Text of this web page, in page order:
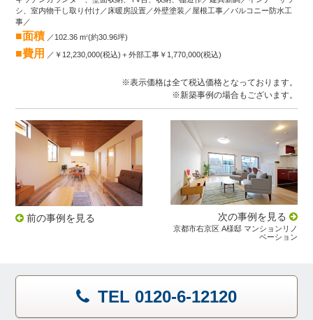
シ、室内物干し取り付け／床暖房設置／外壁塗装／屋根工事／バルコニー防水工
事／
■面積 ／102.36 m2(約30.96坪)
■費用 ／￥12,230,000(税込)＋外部工事￥1,770,000(税込)
※表示価格は全て税込価格となっております。
※新築事例の場合もございます。
前の事例を見る 次の事例を見る
京都市右京区 A様邸 マンションリノ
ベーション
TEL 0120-6-12120